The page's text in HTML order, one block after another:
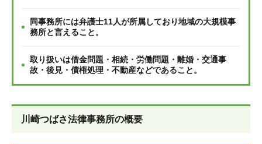
同事務所には弁護士11人が所属しており地域の大規模事
務所と言えること。
取り扱いは借金問題・相続・労働問題・離婚・交通事
故・後見・債権処理・不動産などであること。
川崎つばさ法律事務所の概要